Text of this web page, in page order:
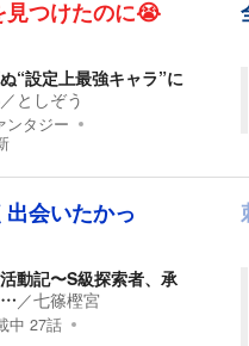
見つけたのに😭
“設定上最強キャラ”に
／ としぞう
ンタジー
会いたかっ
動記〜S級探索者、承
…／七篠樫宮
中 27話